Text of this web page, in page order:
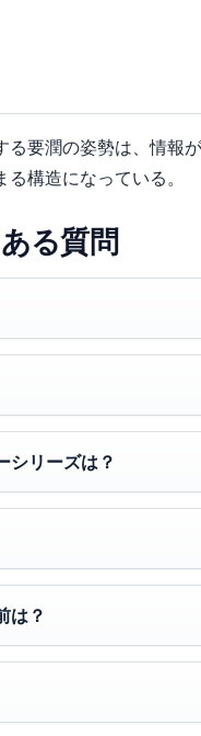
る要潤の姿勢は、情報
構造になっている。
る質問
シリーズは？
は？